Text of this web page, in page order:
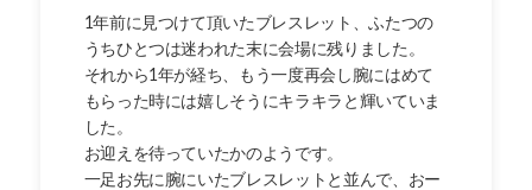
1年前に見つけて頂いたブレスレット、ふたつの
うちひとつは迷われた末に会場に残りました。
それから1年が経ち、もう一度再会し腕にはめて
もらった時には嬉しそうにキラキラと輝いていま
した。
お迎えを待っていたかのようです。
一足お先に腕にいたブレスレットと並んで、おー